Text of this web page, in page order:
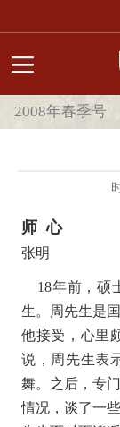
2008年春季号
师 心
张明
18年前，硕
生。周先生是
他接受，心里
说，周先生表
舞。之后，专
情况，谈了一